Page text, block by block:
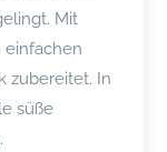
Mit
einfachen
zubereitet. In
süße